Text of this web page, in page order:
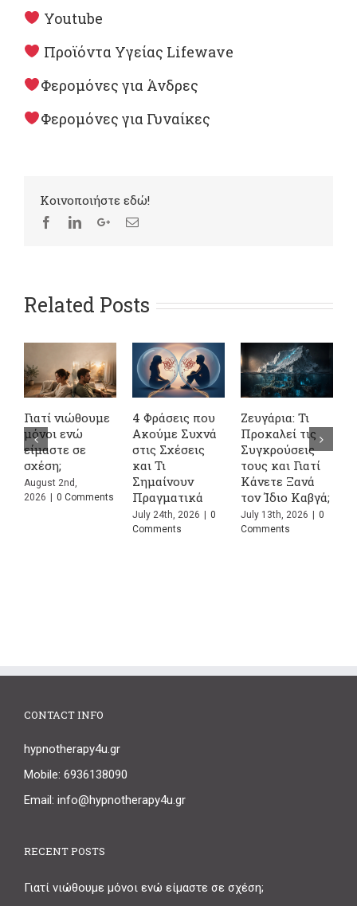
Youtube
Προϊόντα Υγείας Lifewave
Φερομόνες για Άνδρες
Φερομόνες για Γυναίκες
Kοινοποιήστε εδώ!
Related Posts
Γιατί νιώθουμε
μόνοι ενώ
είμαστε σε
σχέση;
August 2nd,
2026 | 0 Comments
4 Φράσεις που
Ακούμε Συχνά
στις Σχέσεις
και Τι
Σημαίνουν
Πραγματικά
July 24th, 2026 | 0
Comments
Ζευγάρια: Τι
Προκαλεί τις
Συγκρούσεις
τους και Γιατί
Κάνετε Ξανά
τον Ίδιο Καβγά;
July 13th, 2026 | 0
Comments
CONTACT INFO
hypnotherapy4u.gr
Mobile: 6936138090
Email: info@hypnotherapy4u.gr
RECENT POSTS
Γιατί νιώθουμε μόνοι ενώ είμαστε σε σχέση;